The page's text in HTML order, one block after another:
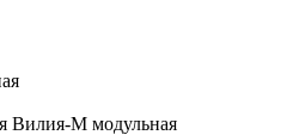
Вилия-М модульная